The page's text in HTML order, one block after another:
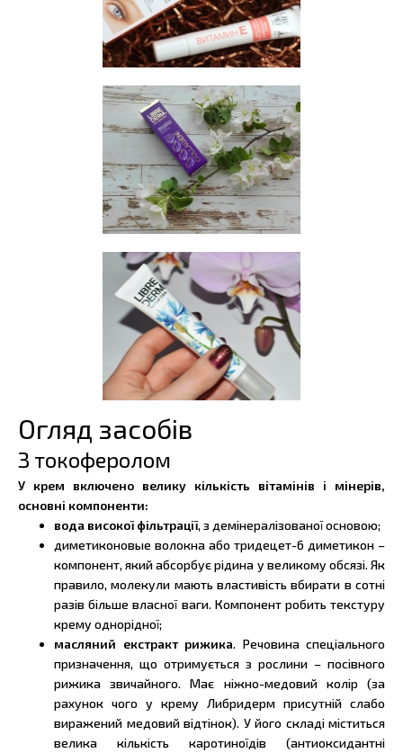
Огляд засобів
З токоферолом
У крем включено велику кількість вітамінів і мінерів,
основні компоненти:
вода високої фільтрації, з демінералізованої основою;
диметиконовые волокна або тридецет-6 диметикон –
компонент, який абсорбує рідина у великому обсязі. Як
правило, молекули мають властивість вбирати в сотні
разів більше власної ваги. Компонент робить текстуру
крему однорідної;
масляний екстракт рижика. Речовина спеціального
призначення, що отримується з рослини – посівного
рижика звичайного. Має ніжно-медовий колір (за
рахунок чого у крему Либридерм присутній слабо
виражений медовий відтінок). У його складі міститься
велика кількість каротиноїдів (антиоксидантні